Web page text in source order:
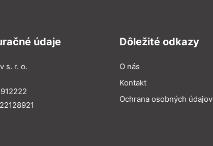
údaje
s. r. o.
Dôležité odkazy
O nás
Kontakt
Ochrana osobných údajov